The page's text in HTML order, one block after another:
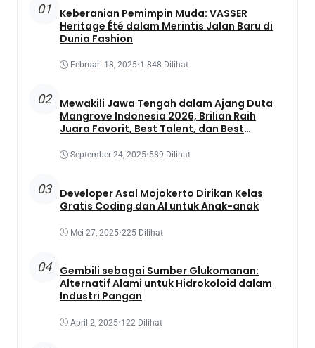
01
Keberanian Pemimpin Muda: VASSER
Heritage Été dalam Merintis Jalan Baru di
Dunia Fashion
Februari 18, 2025•1.848 Dilihat
02
Mewakili Jawa Tengah dalam Ajang Duta
Mangrove Indonesia 2026, Brilian Raih
Juara Favorit, Best Talent, dan Best
September 24, 2025•589 Dilihat
03
Developer Asal Mojokerto Dirikan Kelas
Gratis Coding dan AI untuk Anak-anak
Mei 27, 2025•225 Dilihat
04
Gembili sebagai Sumber Glukomanan:
Alternatif Alami untuk Hidrokoloid dalam
Industri Pangan
April 2, 2025•122 Dilihat